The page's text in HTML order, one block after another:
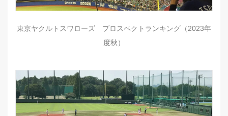
東京ヤクルトスワローズ プロスペクトランキング（2023年
度秋）